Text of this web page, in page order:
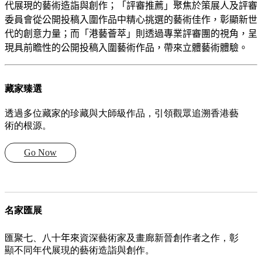
代展現的藝術造詣與創作；「評審推薦」聚焦於策展人及評審
委員會從公開投稿入圍作品中精心挑選的藝術佳作，彰顯新世
代的創意力量；而「港藝薈萃」則透過專業評審團的視角，呈
現具前瞻性的公開投稿入圍藝術作品，帶來立體藝術體驗。
藏家臻選
透過多位藏家的珍藏與大師級作品，引領觀眾追溯香港藝
術的根源。
Go Now
名家匯展
匯聚七、八十年來資深藝術家及畫廊新晉創作者之作，彰
顯不同年代展現的藝術造詣與創作。